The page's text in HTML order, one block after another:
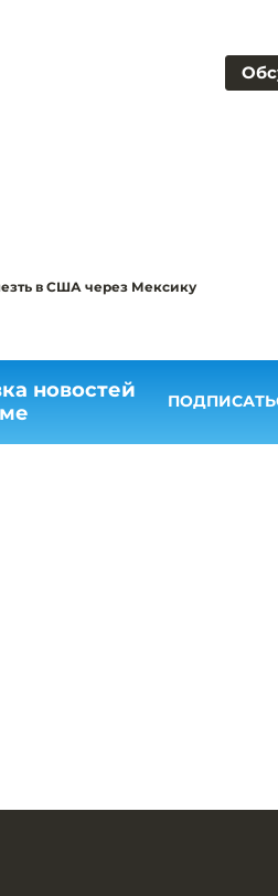
в США через Мексику
новостей